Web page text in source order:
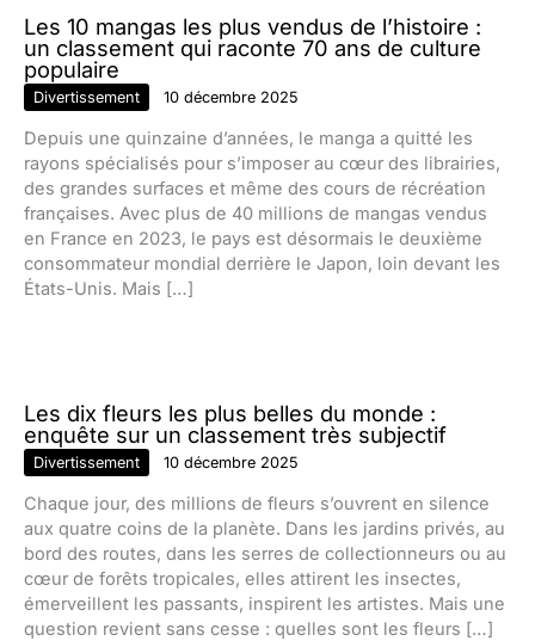
Les 10 mangas les plus vendus de l’histoire :
un classement qui raconte 70 ans de culture
populaire
Divertissement 10 décembre 2025
Depuis une quinzaine d’années, le manga a quitté les
rayons spécialisés pour s’imposer au cœur des librairies,
des grandes surfaces et même des cours de récréation
françaises. Avec plus de 40 millions de mangas vendus
en France en 2023, le pays est désormais le deuxième
consommateur mondial derrière le Japon, loin devant les
États-Unis. Mais […]
Les dix fleurs les plus belles du monde :
enquête sur un classement très subjectif
Divertissement 10 décembre 2025
Chaque jour, des millions de fleurs s’ouvrent en silence
aux quatre coins de la planète. Dans les jardins privés, au
bord des routes, dans les serres de collectionneurs ou au
cœur de forêts tropicales, elles attirent les insectes,
émerveillent les passants, inspirent les artistes. Mais une
question revient sans cesse : quelles sont les fleurs […]